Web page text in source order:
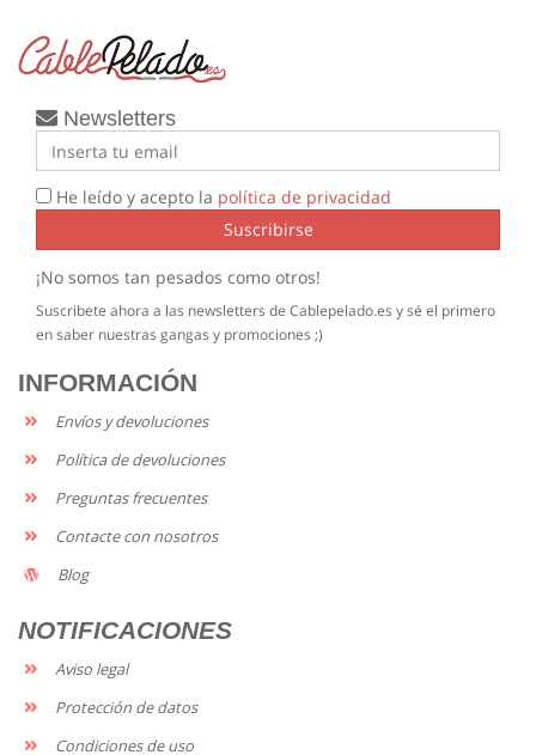
Newsletters
He leído y acepto la política de privacidad
Suscribirse
¡No somos tan pesados como otros!
Suscribete ahora a las newsletters de Cablepelado.es y sé el primero
en saber nuestras gangas y promociones ;)
INFORMACIÓN
Envíos y devoluciones
Política de devoluciones
Preguntas frecuentes
Contacte con nosotros
Blog
NOTIFICACIONES
Aviso legal
Protección de datos
Condiciones de uso